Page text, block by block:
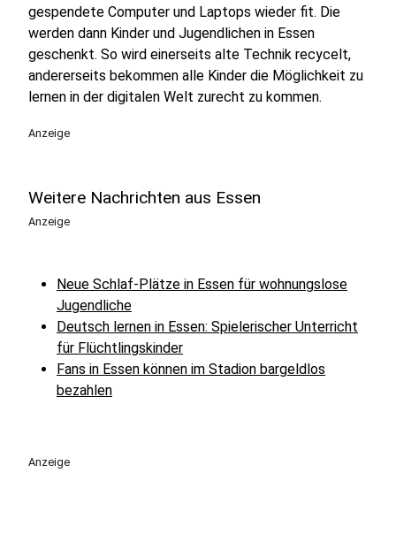
gespendete Computer und Laptops wieder fit. Die
werden dann Kinder und Jugendlichen in Essen
geschenkt. So wird einerseits alte Technik recycelt,
andererseits bekommen alle Kinder die Möglichkeit zu
lernen in der digitalen Welt zurecht zu kommen.
Anzeige
Weitere Nachrichten aus Essen
Anzeige
Neue Schlaf-Plätze in Essen für wohnungslose
Jugendliche
Deutsch lernen in Essen: Spielerischer Unterricht
für Flüchtlingskinder
Fans in Essen können im Stadion bargeldlos
bezahlen
Anzeige